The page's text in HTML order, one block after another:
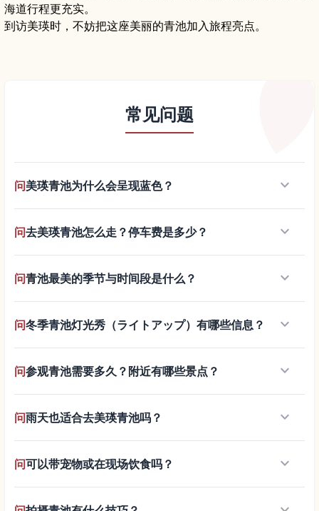
海道行程更充实。
到访美瑛时，不妨把这座美丽的青池加入旅程亮点。
常见问题
问美瑛青池为什么会呈现蓝色？ keyboard_arrow_down
问去美瑛青池怎么走？停车费是多少？ keyboard_arrow_down
问青池最美的季节与时间段是什么？ keyboard_arrow_down
问冬季青池灯光秀（ライトアップ）有哪些信息？ keyboard_arrow_down
问参观青池需要多久？附近有哪些景点？ keyboard_arrow_down
问雨天也适合去美瑛青池吗？ keyboard_arrow_down
问可以带宠物或在现场饮食吗？ keyboard_arrow_down